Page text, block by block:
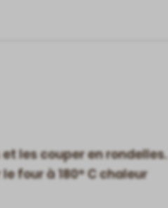
les couper en rondelles.
four à 180° C chaleur